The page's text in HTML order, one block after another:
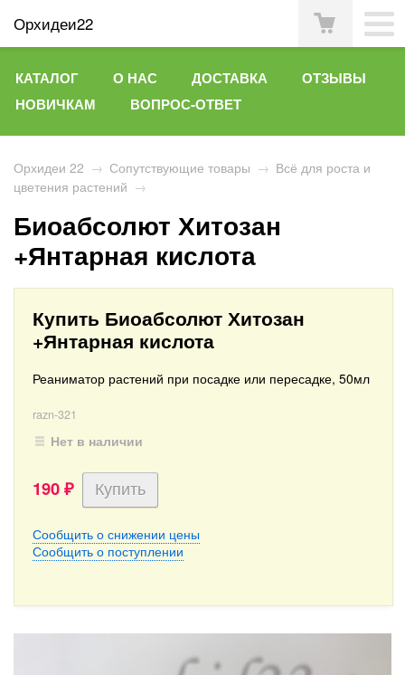
Орхидеи22
КАТАЛОГ О НАС ДОСТАВКА
ОТЗЫВЫ
НОВИЧКАМ
ВОПРОС-ОТВЕТ
Орхидеи 22 → Сопутствующие товары → Всё для роста и
цветения растений →
Биоабсолют Хитозан
+Янтарная кислота
Купить Биоабсолют Хитозан
+Янтарная кислота
Реаниматор растений при посадке или пересадке, 50мл
razn-321
Нет в наличии
190 ₽
Сообщить о снижении цены
Сообщить о поступлении